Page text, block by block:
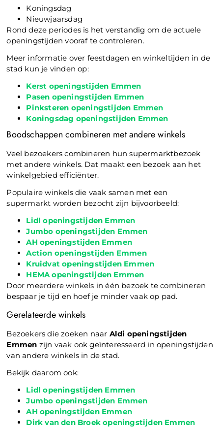
Koningsdag
Nieuwjaarsdag
Rond deze periodes is het verstandig om de actuele
openingstijden vooraf te controleren.
Meer informatie over feestdagen en winkeltijden in de
stad kun je vinden op:
Kerst openingstijden Emmen
Pasen openingstijden Emmen
Pinksteren openingstijden Emmen
Koningsdag openingstijden Emmen
Boodschappen combineren met andere winkels
Veel bezoekers combineren hun supermarktbezoek
met andere winkels. Dat maakt een bezoek aan het
winkelgebied efficiënter.
Populaire winkels die vaak samen met een
supermarkt worden bezocht zijn bijvoorbeeld:
Lidl openingstijden Emmen
Jumbo openingstijden Emmen
AH openingstijden Emmen
Action openingstijden Emmen
Kruidvat openingstijden Emmen
HEMA openingstijden Emmen
Door meerdere winkels in één bezoek te combineren
bespaar je tijd en hoef je minder vaak op pad.
Gerelateerde winkels
Bezoekers die zoeken naar Aldi openingstijden
Emmen zijn vaak ook geïnteresseerd in openingstijden
van andere winkels in de stad.
Bekijk daarom ook:
Lidl openingstijden Emmen
Jumbo openingstijden Emmen
AH openingstijden Emmen
Dirk van den Broek openingstijden Emmen